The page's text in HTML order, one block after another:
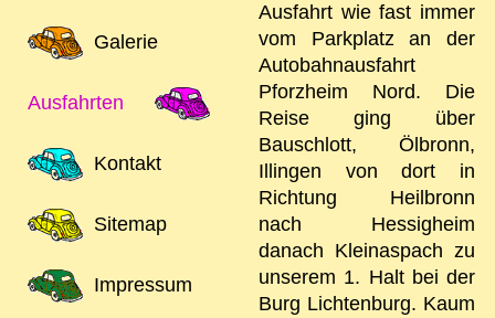
Ausfahrt wie fast immer
vom Parkplatz an der
Autobahnausfahrt
Pforzheim Nord. Die
Reise ging über
Bauschlott, Ölbronn,
Illingen von dort in
Richtung Heilbronn
nach Hessigheim
danach Kleinaspach zu
unserem 1. Halt bei der
Burg Lichtenburg. Kaum
Galerie
Ausfahrten
Kontakt
Sitemap
Impressum